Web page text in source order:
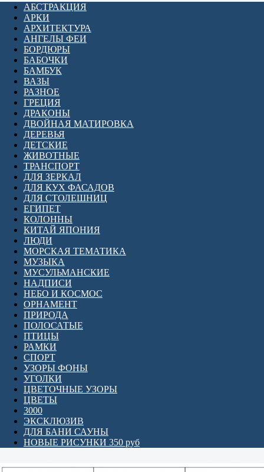
АБСТРАКЦИЯ
АРКИ
АРХИТЕКТУРА
АНГЕЛЫ ФЕИ
БОРДЮРЫ
БАБОЧКИ
БАМБУК
ВАЗЫ
РАЗНОЕ
ГРЕЦИЯ
ДРАКОНЫ
ДВОЙНАЯ МАТИРОВКА
ДЕРЕВЬЯ
ДЕТСКИЕ
ЖИВОТНЫЕ
ТРАНСПОРТ
ДЛЯ ЗЕРКАЛ
ДЛЯ КУХ ФАСАДОВ
ДЛЯ СТОЛЕШНИЦ
ЕГИПЕТ
КОЛОННЫ
КИТАЙ ЯПОНИЯ
ЛЮДИ
МОРСКАЯ ТЕМАТИКА
МУЗЫКА
МУСУЛЬМАНСКИЕ
НАДПИСИ
НЕБО И КОСМОС
ОРНАМЕНТ
ПРИРОДА
ПОЛОСАТЫЕ
ПТИЦЫ
РАМКИ
СПОРТ
УЗОРЫ ФОНЫ
УГОЛКИ
ЦВЕТОЧНЫЕ УЗОРЫ
ЦВЕТЫ
3000
ЭКСКЛЮЗИВ
ДЛЯ БАНИ САУНЫ
НОВЫЕ РИСУНКИ 350 руб